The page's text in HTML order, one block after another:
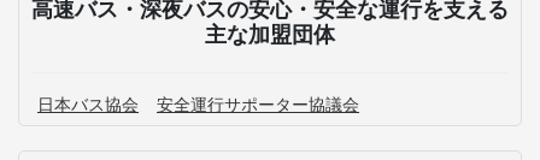
高速バス・深夜バスの安心・安全な運行を支える
主な加盟団体
日本バス協会 安全運行サポーター協議会